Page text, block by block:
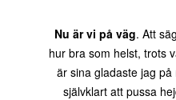
Nu är vi på väg. Att
hur bra som helst, trots
är sina gladaste jag
självklart att pussa